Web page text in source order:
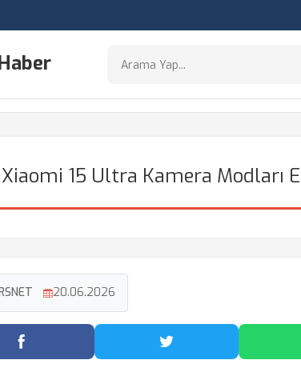
Xiaomi 15 Ultra Kamera Modları
20.06.2026
Facebook'ta Paylaş Twitter'da Paylaş